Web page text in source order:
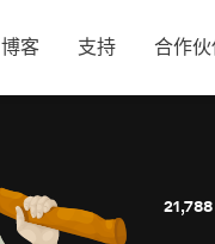
博客 支持 合作
21,788